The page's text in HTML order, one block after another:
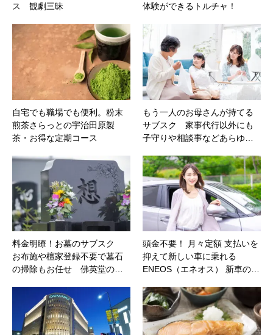
ス 観劇三昧
体験ができるトルチャ！
自宅でも職場でも便利。粉末
煎茶さらっとの宇治田原製
茶・お得な定期コース
もう一人のお母さんが持てる
サブスク 家事代行以外にも
子守りや相談事などあらゆ…
料金明瞭！お墓のサブスク
お布施や檀家登録不要で墓石
の掃除もお任せ 佛英堂の…
頭金不要！ 月々定額 支払いを
抑えて新しい車に乗れる
ENEOS（エネオス） 新車の…